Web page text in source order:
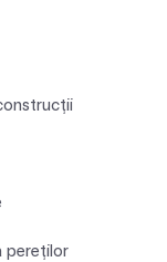
pereţilor